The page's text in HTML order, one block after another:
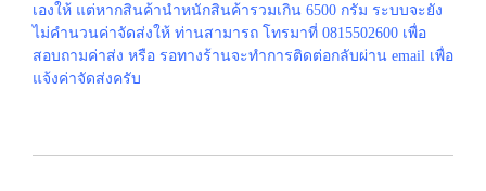
เองให้ แต่หากสินค้านำหนักสินค้ารวมเกิน 6500 กรัม ระบบจะยัง
ไม่คำนวนค่าจัดส่งให้ ท่านสามารถ โทรมาที่ 0815502600 เพื่อ
สอบถามค่าส่ง หรือ รอทางร้านจะทำการติดต่อกลับผ่าน email เพื่อ
แจ้งค่าจัดส่งครับ